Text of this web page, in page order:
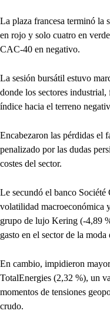
La plaza francesa terminó la
en rojo y solo cuatro en
CAC-40 en negativo.
La sesión bursátil estuvo
donde los sectores
índice hacia el terreno
Encabezaron las pérdidas el
penalizado por las dudas
costes del sector.
Le secundó el banco
volatilidad macroeconómica
grupo de lujo Kering (-4,89
gasto en el sector de la
En cambio, impidieron
TotalEnergies (2,32 %), un
momentos de tensiones
crudo.